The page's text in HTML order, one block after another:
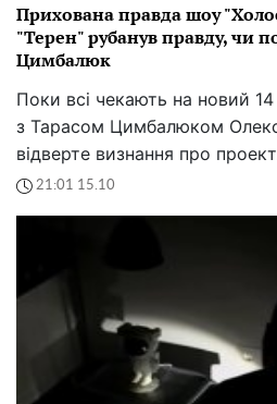
Прихована правда шоу
"Терен" рубанув правду, чи
Цимбалюк
Поки всі чекають на новий
з Тарасом Цимбалюком
відверте визнання про
21:01 15.10